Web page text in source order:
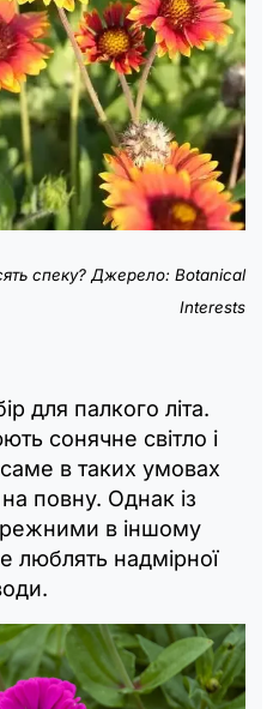
спеку? Джерело: Botanical
Interests
для палкого літа.
сонячне світло і
в таких умовах
повну. Однак із
в іншому
люблять надмірної